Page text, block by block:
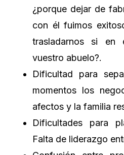
¿porque dejar de
con él fuimos
trasladarnos si en
vuestro abuelo?.
Dificultad para
momentos los
afectos y la familia
Dificultades para
Falta de liderazgo